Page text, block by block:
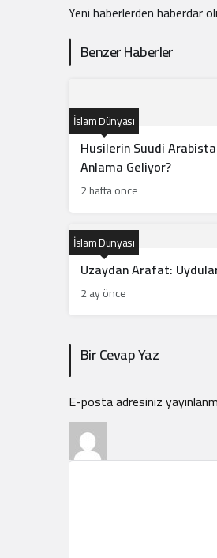
Yeni haberlerden haberdar
Benzer Haberler
Husilerin Suudi
Anlama Geliyor?
İslam Dünyası
2 hafta önce
Uzaydan Arafat:
İslam Dünyası
2 ay önce
Bir Cevap Yaz
E-posta adresiniz